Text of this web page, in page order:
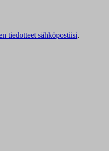
tiedotteet sähköpostiisi.